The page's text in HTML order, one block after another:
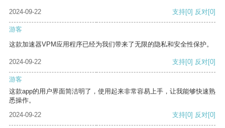
2024-09-22 支持[0] 反对[0]
游客
这款加速器VPM应用程序已经为我们带来了无限的隐私和安全性保护。
2024-09-22 支持[0] 反对[0]
游客
这款app的用户界面简洁明了，使用起来非常容易上手，让我能够快速熟
悉操作。
2024-09-22
支持[0] 反对[0]